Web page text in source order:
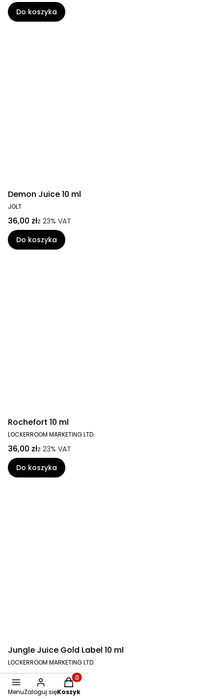
Do koszyka
Demon Juice 10 ml
JOLT
36,00 złz 23% VAT
Do koszyka
Rochefort 10 ml
LOCKERROOM MARKETING LTD.
36,00 złz 23% VAT
Do koszyka
Jungle Juice Gold Label 10 ml
LOCKERROOM MARKETING LTD.
36,00 złz
VAT
Do koszyka
MenuZaloguj się
Produkty w koszyku: 0. Zobacz szczegóły
Koszyk